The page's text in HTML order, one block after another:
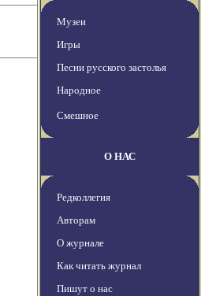
Музеи
Игры
Песни русского застолья
Народное
Смешное
О НАС
Редколлегия
Авторам
О журнале
Как читать журнал
Пишут о нас